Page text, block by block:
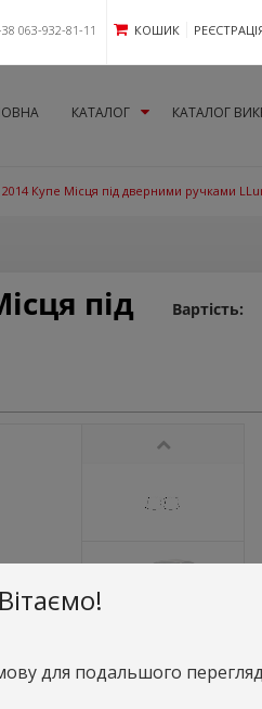
063-932-81-11 КОШИК
КАТАЛОГ КАТАЛОГ
Купе Місця під дверними ручками
під
Вартість:
Вітаємо!
для подальшого